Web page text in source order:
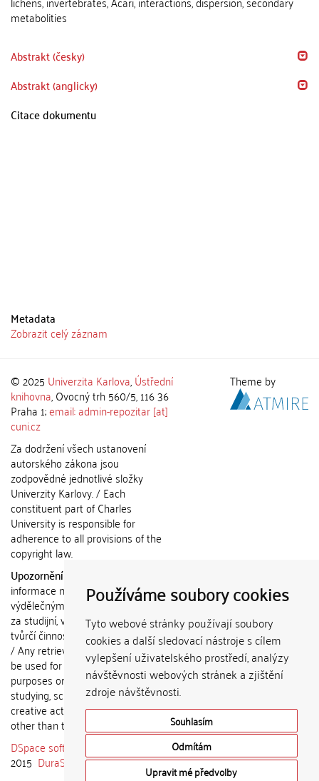
Používáme soubory cookies
Tyto webové stránky používají soubory
cookies a další sledovací nástroje s cílem
vylepšení uživatelského prostředí, analýzy
návštěvnosti webových stránek a zjištění
zdroje návštěvnosti.
Souhlasím
Odmítám
Upravit mé předvolby
metabolities
Abstrakt (česky)
Abstrakt (anglicky)
Citace dokumentu
Metadata
Zobrazit celý záznam
© 2025 Univerzita Karlova,Ústřední
knihovna, Ovocný trh 560/5, 116 36
Praha 1;email: admin-repozitar [at]
cuni.cz
Za dodržení všech ustanovení
autorského zákona jsou
zodpovědné jednotlivé složky
Univerzity Karlovy. / Each
constituent part of Charles
University is responsible for
adherence to all provisions of the
copyright law.
Upozornění / Notice:
informace nemohou být použity k
výdělečným účelům nebo vydávány
za studijní, vědeckou nebo jinou
tvůrčí činnost jiné osoby než autora.
/ Any retrieved information shall not
be used for any commercial
purposes or claimed as results of
studying, scientific or any other
creative activities of any person
other than the author.
DSpace software
copyright © 2002-
2015 DuraSpace
Theme by